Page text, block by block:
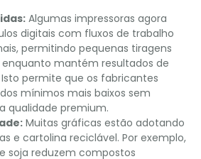
Algumas impressoras agora
digitais com fluxos de trabalho
permitindo pequenas tiragens
enquanto mantém resultados de
permite que os fabricantes
mínimos mais baixos sem
qualidade premium.
Muitas gráficas estão adotando
e cartolina reciclável. Por exemplo,
soja reduzem compostos